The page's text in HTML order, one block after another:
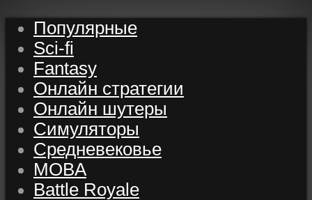
Популярные
Sci-fi
Fantasy
Онлайн стратегии
Онлайн шутеры
Симуляторы
Средневековье
MOBA
Battle Royale